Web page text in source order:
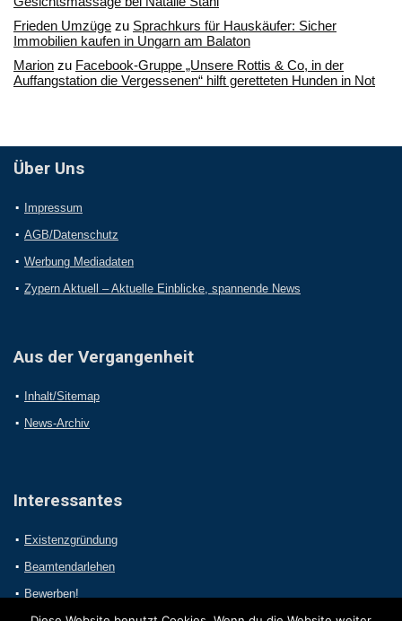
Frieden Umzüge zu Sprachkurs für Hauskäufer: Sicher
Immobilien kaufen in Ungarn am Balaton
Marion zu Facebook-Gruppe „Unsere Rottis & Co, in der
Auffangstation die Vergessenen“ hilft geretteten Hunden in Not
Über Uns
Impressum
AGB/Datenschutz
Werbung Mediadaten
Zypern Aktuell – Aktuelle Einblicke, spannende News
Aus der Vergangenheit
Inhalt/Sitemap
News-Archiv
Interessantes
Existenzgründung
Beamtendarlehen
Bewerben!